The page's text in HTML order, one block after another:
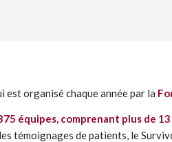
est organisé chaque année par la
équipes, comprenant plus de 13
témoignages de patients, le